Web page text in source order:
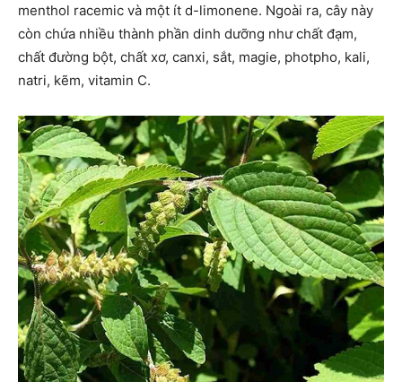
menthol racemic và một ít d-limonene. Ngoài ra, cây này
còn chứa nhiều thành phần dinh dưỡng như chất đạm,
chất đường bột, chất xơ, canxi, sắt, magie, photpho, kali,
natri, kẽm, vitamin C.